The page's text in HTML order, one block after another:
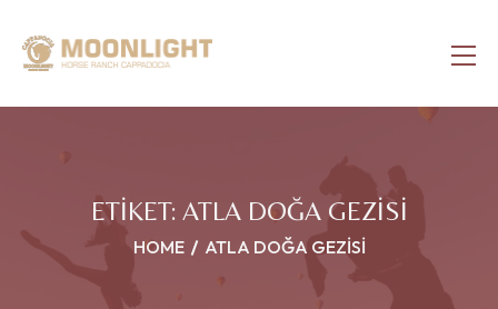
ETIKET: ATLA DOĞA GEZISI
HOME ATLA DOĞA GEZISI